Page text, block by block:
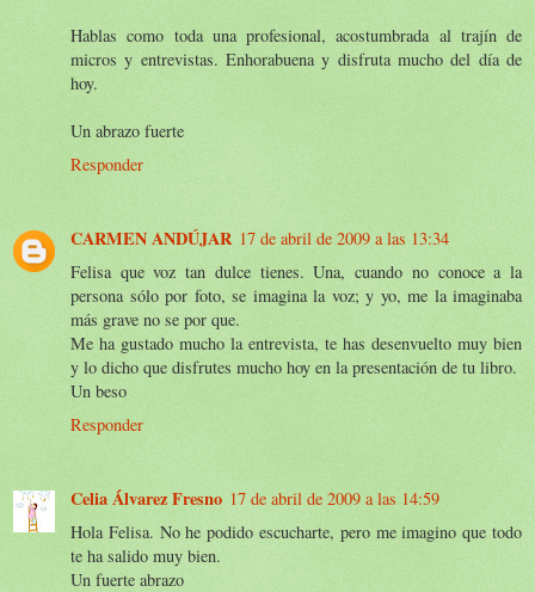
Hablas como toda una profesional, acostumbrada al trajín de
micros y entrevistas. Enhorabuena y disfruta mucho del día de
hoy.
Un abrazo fuerte
Responder
CARMEN ANDÚJAR 17 de abril de 2009 a las 13:34
Felisa que voz tan dulce tienes. Una, cuando no conoce a la
persona sólo por foto, se imagina la voz; y yo, me la imaginaba
más grave no se por que.
Me ha gustado mucho la entrevista, te has desenvuelto muy bien
y lo dicho que disfrutes mucho hoy en la presentación de tu libro.
Un beso
Responder
Celia Álvarez Fresno 17 de abril de 2009 a las 14:59
Hola Felisa. No he podido escucharte, pero me imagino que todo
te ha salido muy bien.
Un fuerte abrazo